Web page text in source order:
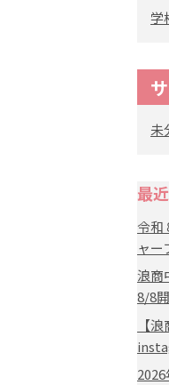
学
未
最
令和
ャー
浪商
8/8
【